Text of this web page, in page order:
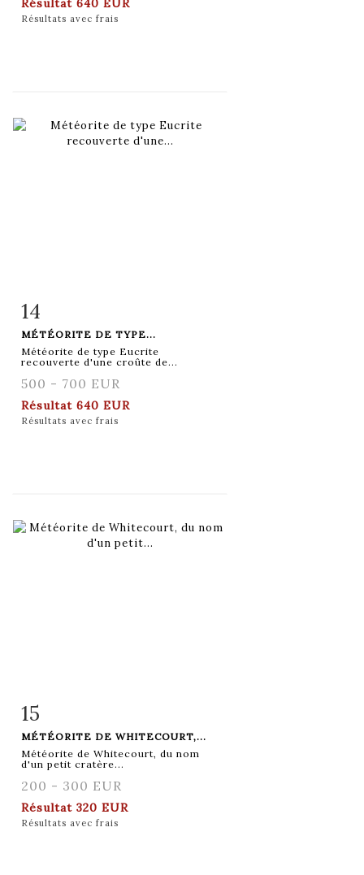
Résultat 640 EUR
Résultats avec frais
Fiche détaillée
14
MÉTÉORITE DE TYPE...
Météorite de type Eucrite
recouverte d'une croûte de...
500 - 700 EUR
Résultat 640 EUR
Résultats avec frais
Fiche détaillée
15
MÉTÉORITE DE WHITECOURT,...
Météorite de Whitecourt, du nom
d'un petit cratère...
200 - 300 EUR
Résultat 320 EUR
Résultats avec frais